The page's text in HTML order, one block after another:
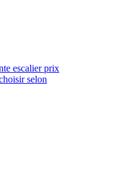
escalier prix
selon